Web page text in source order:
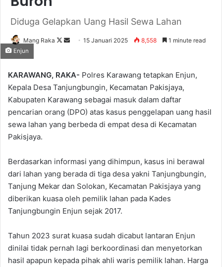
Diduga Gelapkan Uang Hasil Sewa Lahan
Mang Raka
Follow
Send15 Januari 2025 8,558 1 minute read
Enjun
KARAWANG, RAKA- Polres Karawang tetapkan Enjun,
Kepala Desa Tanjungbungin, Kecamatan Pakisjaya,
Kabupaten Karawang sebagai masuk dalam daftar
pencarian orang (DPO) atas kasus penggelapan uang hasil
sewa lahan yang berbeda di empat desa di Kecamatan
Pakisjaya.
Berdasarkan informasi yang dihimpun, kasus ini berawal
dari lahan yang berada di tiga desa yakni Tanjungbungin,
Tanjung Mekar dan Solokan, Kecamatan Pakisjaya yang
diberikan kuasa oleh pemilik lahan pada Kades
Tanjungbungin Enjun sejak 2017.
Tahun 2023 surat kuasa sudah dicabut lantaran Enjun
dinilai tidak pernah lagi berkoordinasi dan menyetorkan
hasil apapun kepada pihak ahli waris pemilik lahan. Harga